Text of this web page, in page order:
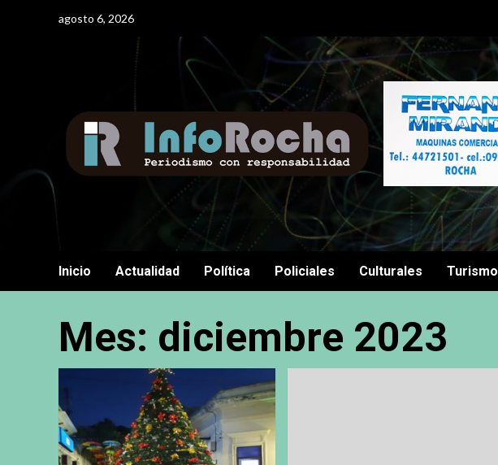
agosto 6, 2026
Inicio Actualidad Política Policiales Culturales Turismo
Mes: diciembre 2023